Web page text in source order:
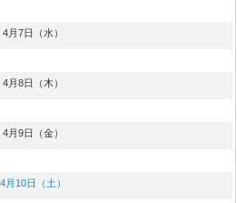
4月7日（水）
4月8日（木）
4月9日（金）
4月10日（土）